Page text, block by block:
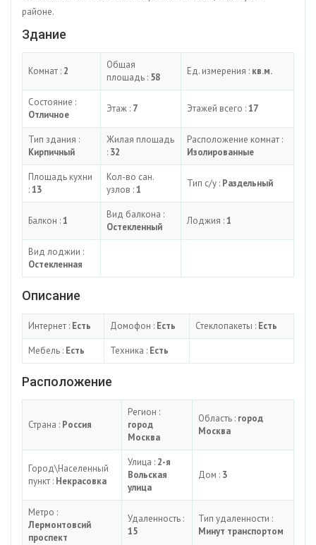
районе.
Здание
Комнат : 2
Общая
площадь : 58
Ед. измерения : кв.м.
Состояние :
Отличное
Этаж : 7 Этажей всего :17
Тип здания :
Кирпичный
Жилая площадь
: 32
Расположение комнат :
Изолированные
Площадь кухни
:13
Кол-во сан.
узлов :1
Тип с/у : Раздельный
Балкон :1
Вид балкона :
Остекленный
Лоджия :1
Вид лоджии :
Остекленная
Описание
Интернет : Есть Домофон : Есть Стеклопакеты : Есть
Мебель : Есть Техника : Есть
Расположение
Страна : Россия
Регион :
город
Москва
Область : город
Москва
Город\Населенный
пункт : Некрасовка
Улица : 2-я
Вольская
улица
Дом : 3
Метро :
Лермонтовсий
проспект
Удаленность :
15
Тип удаленности :
Минут транспортом